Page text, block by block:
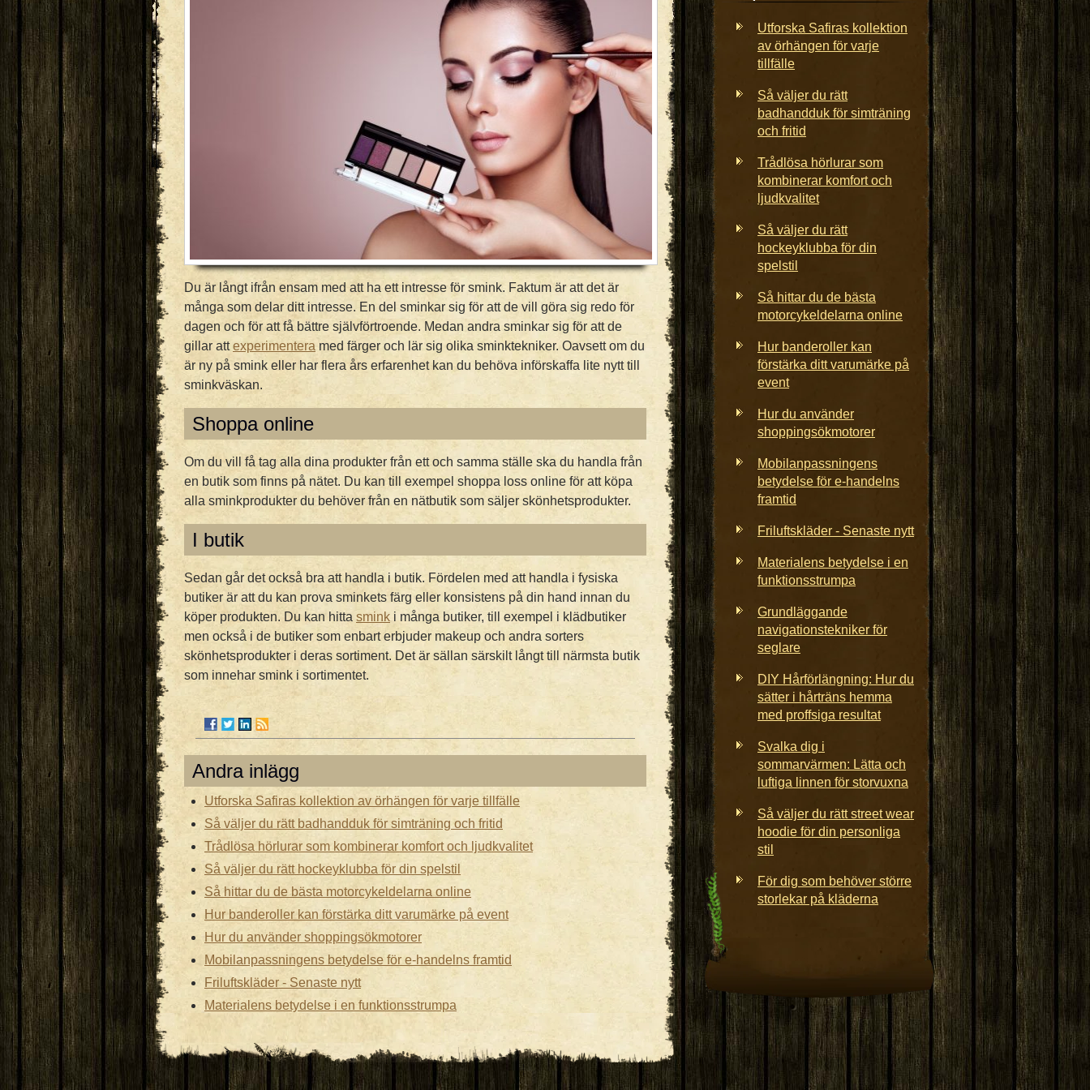
Du är långt ifrån ensam med att ha ett intresse för smink. Faktum är att det är
många som delar ditt intresse. En del sminkar sig för att de vill göra sig redo för
dagen och för att få bättre självförtroende. Medan andra sminkar sig för att de
gillar attexperimentera med färger och lär sig olika sminktekniker. Oavsett om du
är ny på smink eller har flera års erfarenhet kan du behöva införskaffa lite nytt till
sminkväskan.
Shoppa online
Om du vill få tag alla dina produkter från ett och samma ställe ska du handla från
en butik som finns på nätet. Du kan till exempel shoppa loss online för att köpa
alla sminkprodukter du behöver från en nätbutik som säljer skönhetsprodukter.
I butik
Sedan går det också bra att handla i butik. Fördelen med att handla i fysiska
butiker är att du kan prova sminkets färg eller konsistens på din hand innan du
köper produkten. Du kan hitta smink i många butiker, till exempel i klädbutiker
men också i de butiker som enbart erbjuder makeup och andra sorters
skönhetsprodukter i deras sortiment. Det är sällan särskilt långt till närmsta butik
som innehar smink i sortimentet.
Andra inlägg
Utforska Safiras kollektion av örhängen för varje tillfälle
Så väljer du rätt badhandduk för simträning och fritid
Trådlösa hörlurar som kombinerar komfort och ljudkvalitet
Så väljer du rätt hockeyklubba för din spelstil
Så hittar du de bästa motorcykeldelarna online
Hur banderoller kan förstärka ditt varumärke på event
Hur du använder shoppingsökmotorer
Mobilanpassningens betydelse för e-handelns framtid
Friluftskläder - Senaste nytt
Materialens betydelse i en funktionsstrumpa
Utforska Safiras kollektion
av örhängen för varje
tillfälle
Så väljer du rätt
badhandduk för simträning
och fritid
Trådlösa hörlurar som
kombinerar komfort och
ljudkvalitet
Så väljer du rätt
hockeyklubba för din
spelstil
Så hittar du de bästa
motorcykeldelarna online
Hur banderoller kan
förstärka ditt varumärke på
event
Hur du använder
shoppingsökmotorer
Mobilanpassningens
betydelse för e-handelns
framtid
Friluftskläder - Senaste nytt
Materialens betydelse i en
funktionsstrumpa
Grundläggande
navigationstekniker för
seglare
DIY Hårförlängning: Hur du
sätter i hårträns hemma
med proffsiga resultat
Svalka dig i
sommarvärmen: Lätta och
luftiga linnen för storvuxna
Så väljer du rätt street wear
hoodie för din personliga
stil
För dig som behöver större
storlekar på kläderna